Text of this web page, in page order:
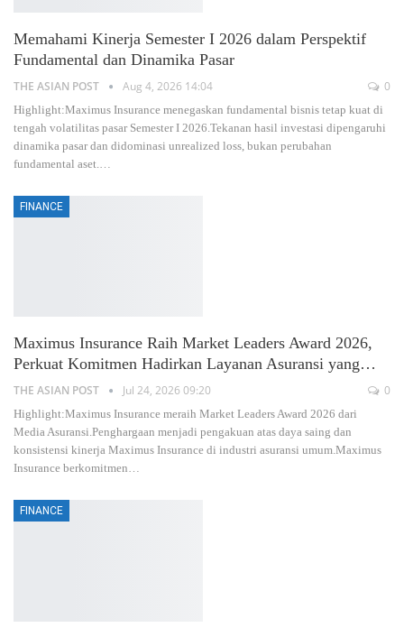
Memahami Kinerja Semester I 2026 dalam Perspektif
Fundamental dan Dinamika Pasar
THE ASIAN POST Aug 4, 2026 14:04 0
Highlight:Maximus Insurance menegaskan fundamental bisnis tetap kuat di
tengah volatilitas pasar Semester I 2026.Tekanan hasil investasi dipengaruhi
dinamika pasar dan didominasi unrealized loss, bukan perubahan
fundamental aset.
FINANCE
Maximus Insurance Raih Market Leaders Award 2026,
Perkuat Komitmen Hadirkan Layanan Asuransi yang…
THE ASIAN POST Jul 24, 2026 09:20 0
Highlight:Maximus Insurance meraih Market Leaders Award 2026 dari
Media Asuransi.Penghargaan menjadi pengakuan atas daya saing dan
konsistensi kinerja Maximus Insurance di industri asuransi umum.Maximus
Insurance berkomitmen…
FINANCE